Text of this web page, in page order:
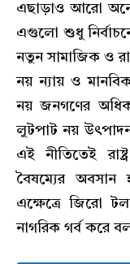
এছাড়াও আরো
এগুলো শুধু
নতুন সামাজিক ও
নয় ন্যায় ও
নয় জনগণের
লুটপাট নয়
এই নীতিতেই
বৈষম্যের অবসান
এক্ষেত্রে জিরো
নাগরিক গর্ব করে